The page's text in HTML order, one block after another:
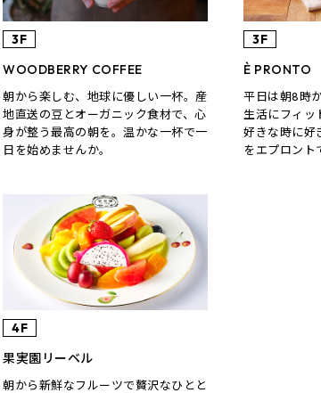
3F
WOODBERRY COFFEE
朝から楽しむ、地球に優しい一杯。産
地直送の豆とオーガニック食材で、心
身が整う最高の朝を。温かな一杯で一
日を始めませんか。
3F
È PRONTO
平日は朝8時
生活にフィッ
好きな時に好
をエプロント
4F
果実園リーベル
朝から新鮮なフルーツで贅沢なひとと